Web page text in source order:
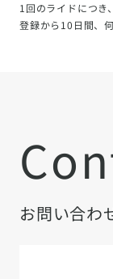
1回のライドにつき
登録から10日間、
お問い合わ